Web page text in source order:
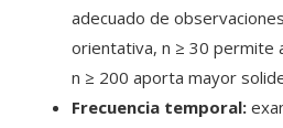
adecuado de
orientativa, n ≥ 30 permite
n ≥ 200 aporta mayor
Frecuencia temporal: